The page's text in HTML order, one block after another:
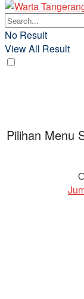
No Result
View All Result
Pilihan Menu